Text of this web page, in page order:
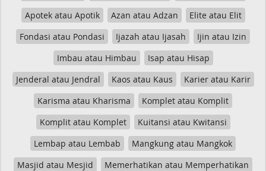
Apotek atau Apotik
Azan atau Adzan
Elite atau Elit
Fondasi atau Pondasi
Ijazah atau Ijasah
Ijin atau Izin
Imbau atau Himbau
Isap atau Hisap
Jenderal atau Jendral
Kaos atau Kaus
Karier atau Karir
Karisma atau Kharisma
Komplet atau Komplit
Komplit atau Komplet
Kuitansi atau Kwitansi
Lembap atau Lembab
Mangkung atau Mangkok
Masjid atau Mesjid
Memerhatikan atau Memperhatikan